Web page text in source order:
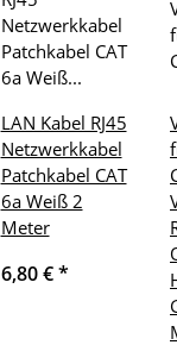
LAN Kabel RJ45
Netzwerkkabel
Patchkabel CAT
6a Weiß 2
Meter
6,80 €*